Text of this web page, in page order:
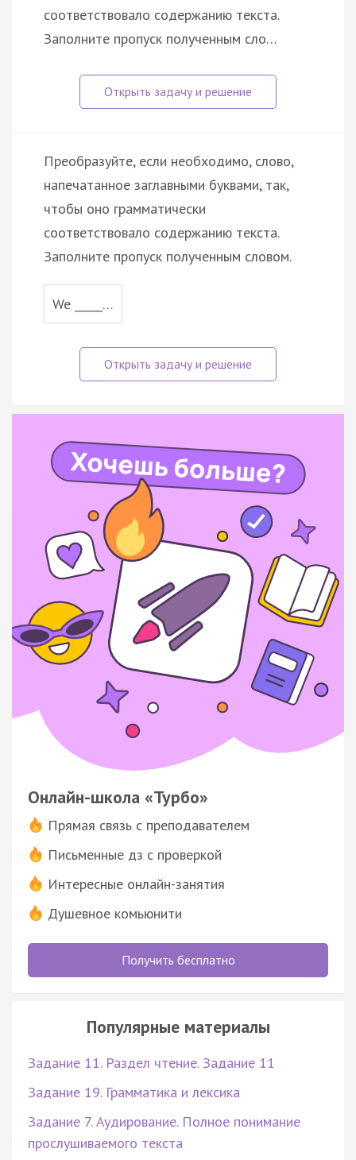
соответствовало содержанию текста.
Заполните пропуск полученным сло…
Преобразуйте, если необходимо, слово,
напечатанное заглавными буквами, так,
чтобы оно грамматически
соответствовало содержанию текста.
Заполните пропуск полученным словом.
We _____…
Онлайн-школа «Турбо»
Прямая связь с преподавателем
Письменные дз с проверкой
Интересные онлайн-занятия
Душевное комьюнити
Получить бесплатно
Популярные материалы
Задание 11. Раздел чтение. Задание 11
Задание 19. Грамматика и лексика
Задание 7. Аудирование. Полное понимание
прослушиваемого текста